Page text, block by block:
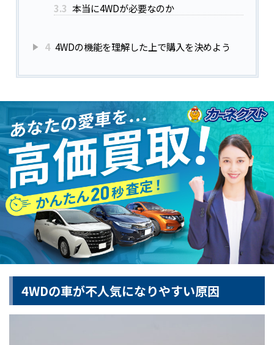
3.3 本当に4WDが必要なのか
4 4WDの機能を理解した上で購入を決めよう
4WDの車が不人気になりやすい原因